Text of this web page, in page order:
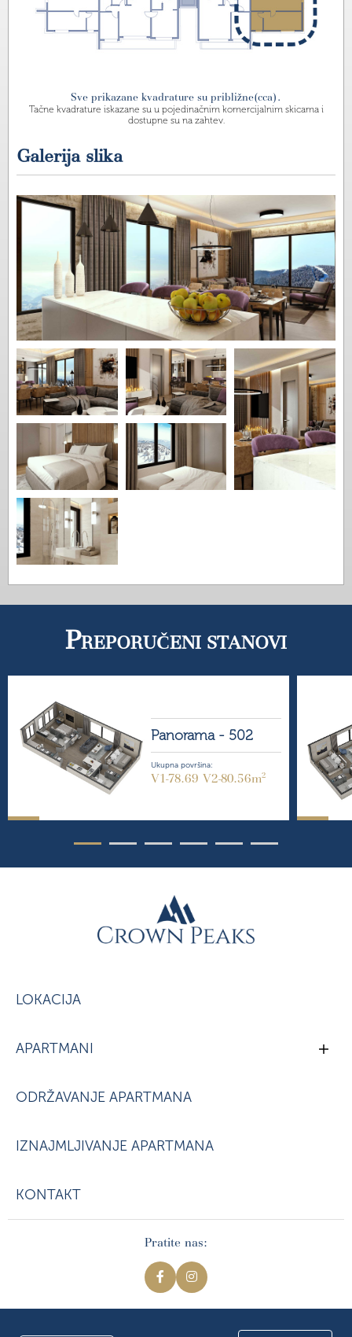
Sve prikazane kvadrature su približne(cca).
Tačne kvadrature iskazane su u pojedinačnim komercijalnim skicama i
dostupne su na zahtev.
Galerija slika
PREPORUČENI STANOVI
Panorama - 502
Ukupna površina:
V1-78.69 V2-80.56m2
LOKACIJA
APARTMANI
ODRŽAVANJE APARTMANA
IZNAJMLJIVANJE APARTMANA
KONTAKT
Pratite nas: